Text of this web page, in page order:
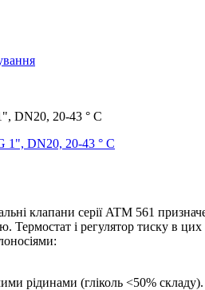
DN20, 20-43 ° C
клапани серії ATM 561
Термостат і регулятор тиску в
рідинами (гліколь <50% складу).